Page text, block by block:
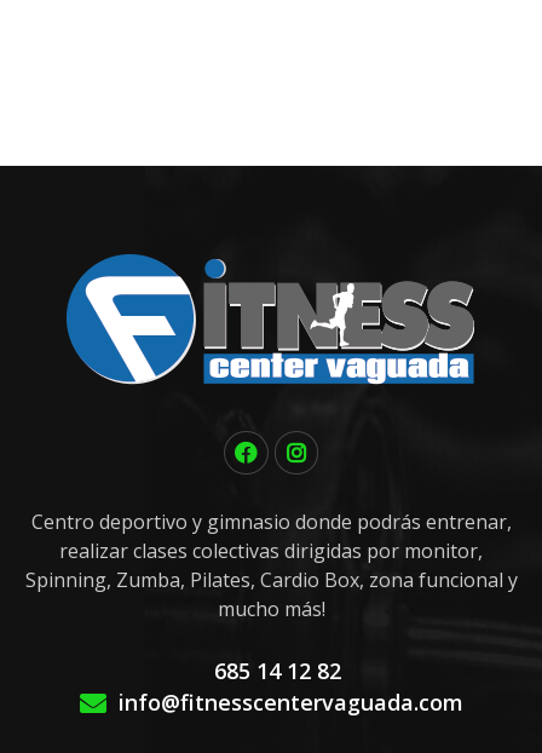
Centro deportivo y gimnasio donde podrás entrenar,
realizar clases colectivas dirigidas por monitor,
Spinning, Zumba, Pilates, Cardio Box, zona funcional y
mucho más!
685 14 12 82
info@fitnesscentervaguada.com